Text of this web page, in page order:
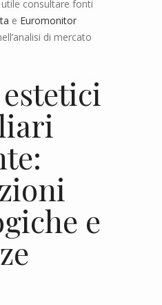
utile consultare fonti
e Euromonitor
di mercato
e